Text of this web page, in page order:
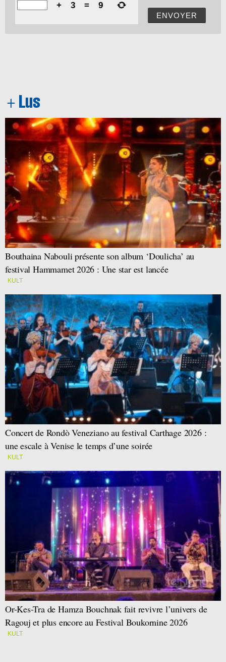
ENVOYER
+ 3 = 9
Bouthaina Nabouli présente son album ‘Doulicha’ au
festival Hammamet 2026 : Une star est lancée
KULT
Concert de Rondò Veneziano au festival Carthage 2026 :
une escale à Venise le temps d’une soirée
KULT
Or-Kes-Tra de Hamza Bouchnak fait revivre l’univers de
Ragouj et plus encore au Festival Boukornine 2026
KULT